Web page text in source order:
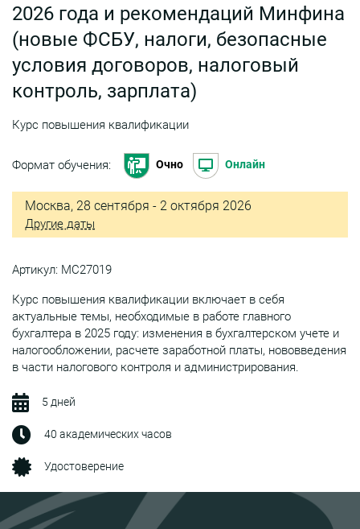
2026 года и рекомендаций Минфина
(новые ФСБУ, налоги, безопасные
условия договоров, налоговый
контроль, зарплата)
Курс повышения квалификации
Формат обучения: Очно Онлайн
Москва, 28 сентября - 2 октября 2026
Другие даты
Артикул: МС27019
Курс повышения квалификации включает в себя
актуальные темы, необходимые в работе главного
бухгалтера в 2025 году: изменения в бухгалтерском учете и
налогообложении, расчете заработной платы, нововведения
в части налогового контроля и администрирования.
5 дней
40 академических часов
Удостоверение